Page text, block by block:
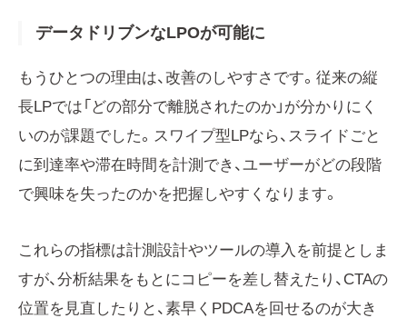
データドリブンなLPOが可能に
もうひとつの理由は、改善のしやすさです。従来の縦
長LPでは「どの部分で離脱されたのか」が分かりにく
いのが課題でした。スワイプ型LPなら、スライドごと
に到達率や滞在時間を計測でき、ユーザーがどの段階
で興味を失ったのかを把握しやすくなります。
これらの指標は計測設計やツールの導入を前提としま
すが、分析結果をもとにコピーを差し替えたり、CTAの
位置を見直したりと、素早くPDCAを回せるのが大き